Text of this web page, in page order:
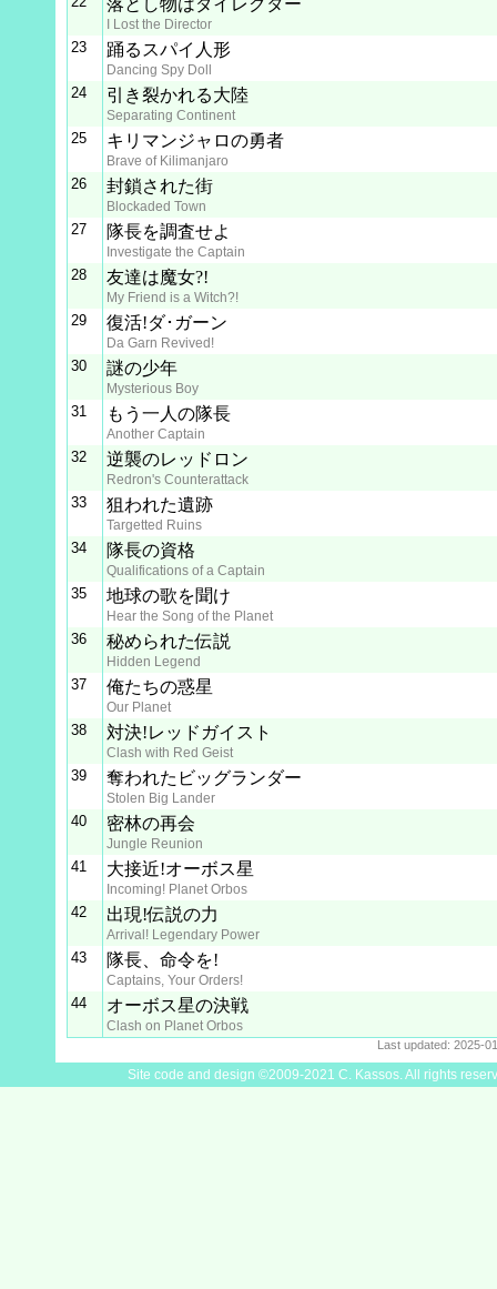
落とし物はダイレクター
I Lost the Director
23 踊るスパイ人形
Dancing Spy Doll
24 引き裂かれる大陸
Separating Continent
25 キリマンジャロの勇者
Brave of Kilimanjaro
26 封鎖された街
Blockaded Town
27 隊長を調査せよ
Investigate the Captain
28 友達は魔女?!
My Friend is a Witch?!
29 復活!ダ･ガーン
Da Garn Revived!
30 謎の少年
Mysterious Boy
31 もう一人の隊長
Another Captain
32 逆襲のレッドロン
Redron's Counterattack
33 狙われた遺跡
Targetted Ruins
34 隊長の資格
Qualifications of a Captain
35 地球の歌を聞け
Hear the Song of the Planet
36 秘められた伝説
Hidden Legend
37 俺たちの惑星
Our Planet
38 対決!レッドガイスト
Clash with Red Geist
39 奪われたビッグランダー
Stolen Big Lander
40 密林の再会
Jungle Reunion
41 大接近!オーボス星
Incoming! Planet Orbos
42 出現!伝説の力
Arrival! Legendary Power
43 隊長、命令を!
Captains, Your Orders!
44 オーボス星の決戦
Clash on Planet Orbos
Last updated: 2025-
Site code and design ©2009-2021 C. Kassos. All rights